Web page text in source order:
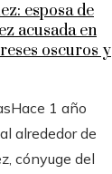
esposa de
acusada en
oscuros y
Hace 1 año
alrededor de
cónyuge del